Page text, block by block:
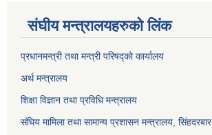
संघीय मन्त्रालयहरुको लिंक
प्रधानमन्त्री तथा मन्त्री परिषद्को कार्यालय
अर्थ मन्त्रालय
शिक्षा विज्ञान तथा प्रविधि मन्त्रालय
संघिय मामिला तथा सामान्य प्रशासन मन्त्रालय, सिंहदरबार